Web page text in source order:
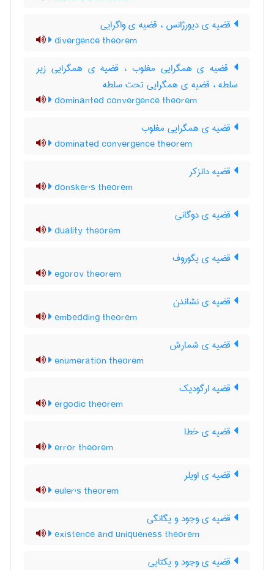
قضیه ی دیورژانس ، قضیه ی واگرایی
divergence theorem
قضیه ی همگرایی مغلوب ، قضیه ی همگرایی زیر
سلطه ، قضیه ی همگرایی تحت سلطه
dominanted convergence theorem
قضیه ی همگرایی مغلوب
dominated convergence theorem
قضیه دانزکر
donsker's theorem
قضیه ی دوگانی
duality theorem
قضیه ی یگوروف
egorov theorem
قضیه ی نشاندن
embedding theorem
قضیه ی شمارش
enumeration theorem
قضیه ارگودیک
ergodic theorem
قضیه ی خطا
error theorem
قضیه ی اویلر
euler's theorem
قضیه ی وجود و یگانگی
existence and uniqueness theorem
قضیه ی وجود و یکتایی